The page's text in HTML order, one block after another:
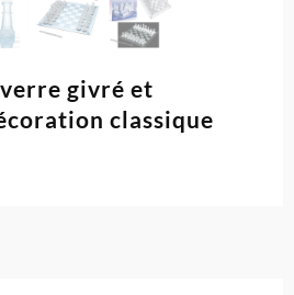
verre givré et
classique